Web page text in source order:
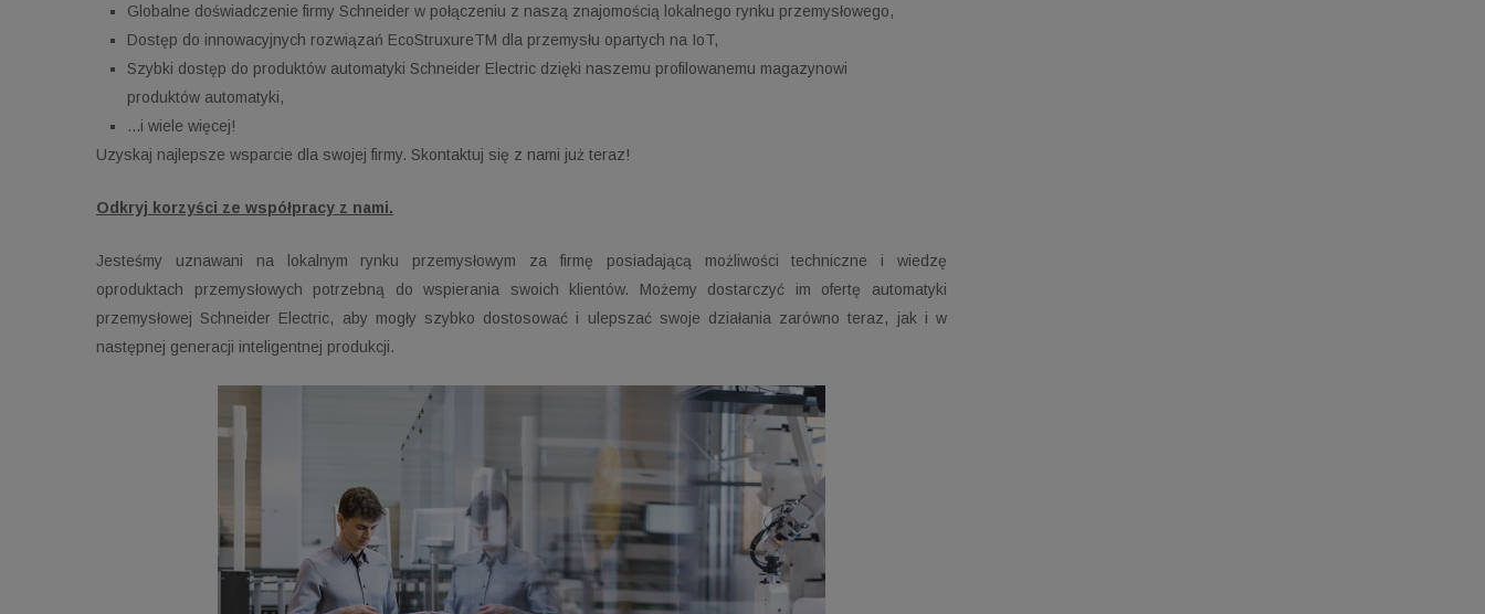
Globalne doświadczenie firmy Schneider w połączeniu z naszą znajomością lokalnego rynku przemysłowego,
Dostęp do innowacyjnych rozwiązań EcoStruxureTM dla przemysłu opartych na IoT,
Szybki dostęp do produktów automatyki Schneider Electric dzięki naszemu profilowanemu magazynowi
produktów automatyki,
...i wiele więcej!
Uzyskaj najlepsze wsparcie dla swojej firmy. Skontaktuj się z nami już teraz!
Odkryj korzyści ze współpracy z nami.
Jesteśmy uznawani na lokalnym rynku przemysłowym za firmę posiadającą możliwości techniczne i wiedzę
oproduktach przemysłowych potrzebną do wspierania swoich klientów. Możemy dostarczyć im ofertę automatyki
przemysłowej Schneider Electric, aby mogły szybko dostosować i ulepszać swoje działania zarówno teraz, jak i w
następnej generacji inteligentnej produkcji.